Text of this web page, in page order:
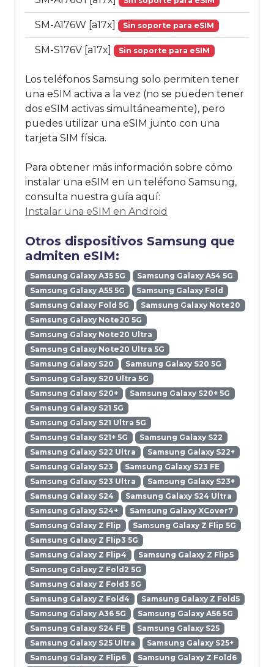
SM-A176W [a17x] Sin soporte para eSIM
SM-S176V [a17x] Sin soporte para eSIM
Los teléfonos Samsung solo permiten tener
una eSIM activa a la vez (no se pueden tener
dos eSIM activas simultáneamente), pero
puedes utilizar una eSIM junto con una
tarjeta SIM física.
Para obtener más información sobre cómo
instalar una eSIM en un teléfono Samsung,
consulta nuestra guía aquí:
Instalar una eSIM en Android
Otros dispositivos Samsung que
admiten eSIM:
Samsung Galaxy A35 5G
Samsung Galaxy A54 5G
Samsung Galaxy A55 5G
Samsung Galaxy Fold
Samsung Galaxy Fold 5G
Samsung Galaxy Note20
Samsung Galaxy Note20 5G
Samsung Galaxy Note20 Ultra
Samsung Galaxy Note20 Ultra 5G
Samsung Galaxy S20
Samsung Galaxy S20 5G
Samsung Galaxy S20 Ultra 5G
Samsung Galaxy S20+
Samsung Galaxy S20+ 5G
Samsung Galaxy S21 5G
Samsung Galaxy S21 Ultra 5G
Samsung Galaxy S21+ 5G
Samsung Galaxy S22
Samsung Galaxy S22 Ultra
Samsung Galaxy S22+
Samsung Galaxy S23
Samsung Galaxy S23 FE
Samsung Galaxy S23 Ultra
Samsung Galaxy S23+
Samsung Galaxy S24
Samsung Galaxy S24 Ultra
Samsung Galaxy S24+
Samsung Galaxy XCover7
Samsung Galaxy Z Flip
Samsung Galaxy Z Flip 5G
Samsung Galaxy Z Flip3 5G
Samsung Galaxy Z Flip4
Samsung Galaxy Z Flip5
Samsung Galaxy Z Fold2 5G
Samsung Galaxy Z Fold3 5G
Samsung Galaxy Z Fold4
Samsung Galaxy Z Fold5
Samsung Galaxy A36 5G
Samsung Galaxy A56 5G
Samsung Galaxy S24 FE
Samsung Galaxy S25
Samsung Galaxy S25 Ultra
Samsung Galaxy S25+
Samsung Galaxy Z Flip6
Samsung Galaxy Z Fold6